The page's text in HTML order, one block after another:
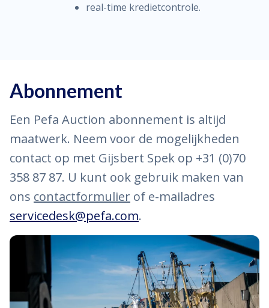
real-time kredietcontrole.
Abonnement
Een Pefa Auction abonnement is altijd
maatwerk. Neem voor de mogelijkheden
contact op met Gijsbert Spek op +31 (0)70
358 87 87. U kunt ook gebruik maken van
ons contactformulier of e-mailadres
servicedesk@pefa.com.